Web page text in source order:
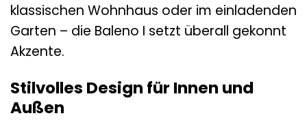
klassischen Wohnhaus oder im einladenden
Garten – die Baleno I setzt überall gekonnt
Akzente.
Stilvolles Design für Innen und
Außen